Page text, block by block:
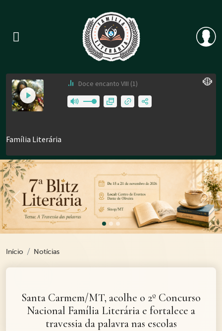
Previous
Início Notícias
Santa Carmem/MT, acolhe o 2º Concurso
Nacional Família Literária e fortalece a
travessia da palavra nas escolas